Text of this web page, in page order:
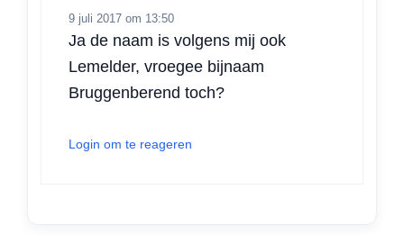
9 juli 2017 om 13:50
Ja de naam is volgens mij ook
Lemelder, vroegee bijnaam
Bruggenberend toch?
Login om te reageren